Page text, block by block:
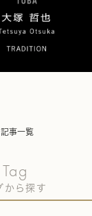
事一覧
Tag
から探す